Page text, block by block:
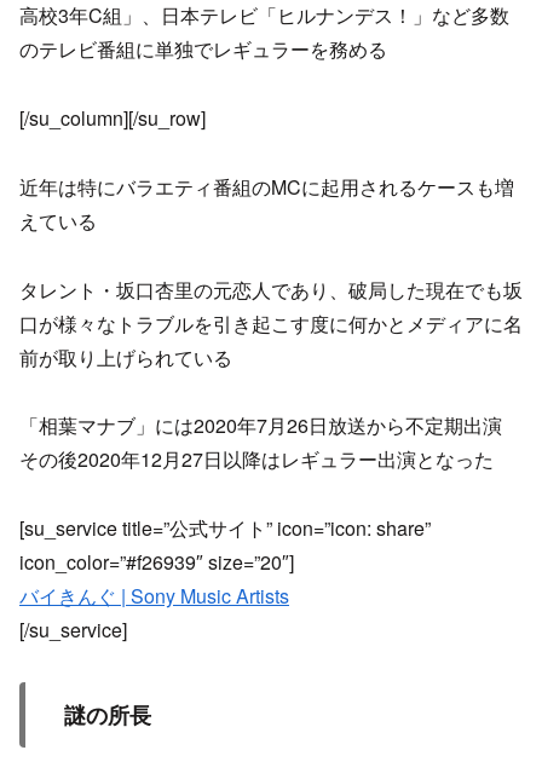
高校3年C組」、日本テレビ「ヒルナンデス！」など多数
のテレビ番組に単独でレギュラーを務める
[/su_column][/su_row]
近年は特にバラエティ番組のMCに起用されるケースも増
えている
タレント・坂口杏里の元恋人であり、破局した現在でも坂
口が様々なトラブルを引き起こす度に何かとメディアに名
前が取り上げられている
「相葉マナブ」には2020年7月26日放送から不定期出演
その後2020年12月27日以降はレギュラー出演となった
[su_service title=”公式サイト” icon=”icon: share”
icon_color=”#f26939″ size=”20″]
バイきんぐ | Sony Music Artists
[/su_service]
謎の所長